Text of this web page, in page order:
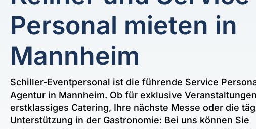
Personal mieten in
Mannheim
Schiller-Eventpersonal ist die führende Service
Agentur in Mannheim. Ob für exklusive
erstklassiges Catering, Ihre nächste Messe oder die
Unterstützung in der Gastronomie: Bei uns können Sie